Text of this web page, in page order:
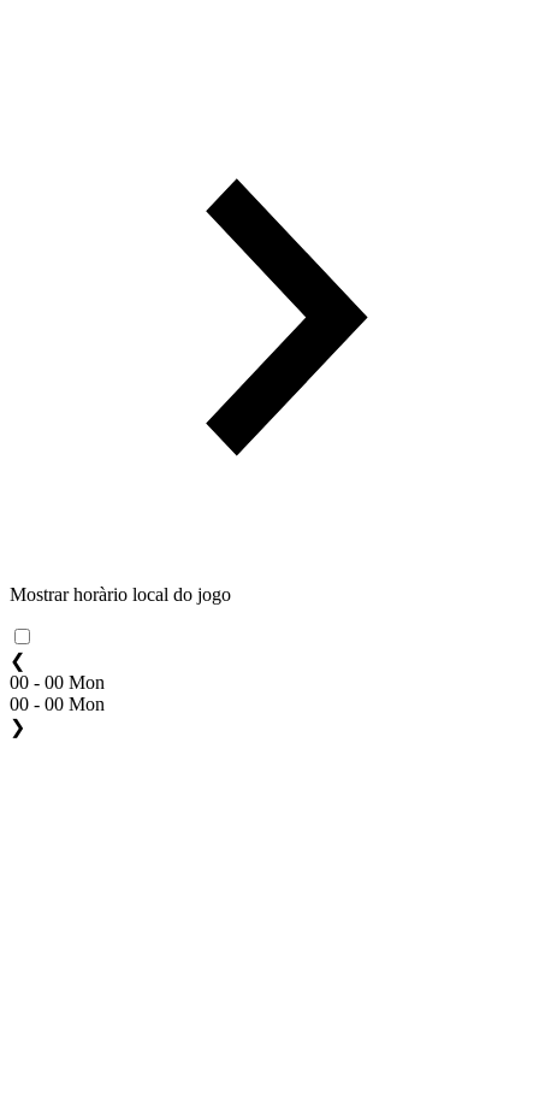
Mostrar horàrio local do jogo
❮
00 - 00 Mon
00 - 00 Mon
❯